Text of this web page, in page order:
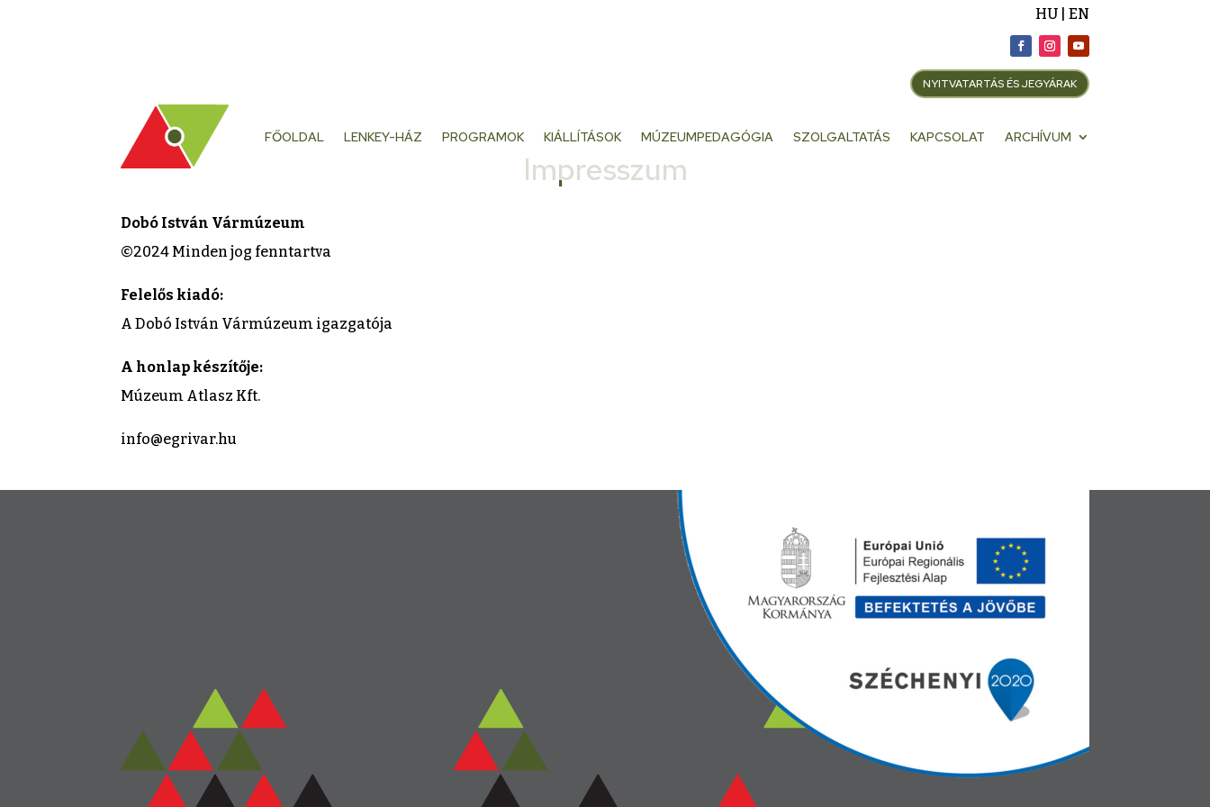
HU | EN
NYITVATARTÁS ÉS JEGYÁRAK
FŐOLDAL LENKEY-HÁZ PROGRAMOK KIÁLLÍTÁSOK MÚZEUMPEDAGÓGIA SZOLGALTATÁS KAPCSOLAT ARCHÍVUM
Impresszum
Dobó István Vármúzeum
©2024 Minden jog fenntartva
Felelős kiadó:
A Dobó István Vármúzeum igazgatója
A honlap készítője:
Múzeum Atlasz Kft.
info@egrivar.hu